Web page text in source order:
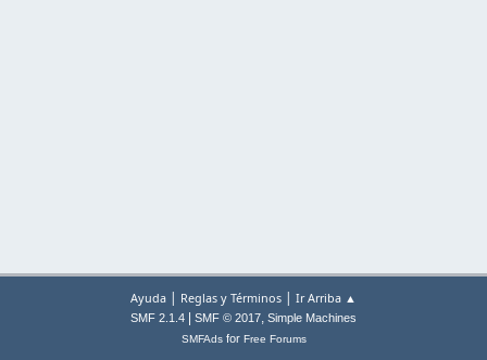
Ayuda | Reglas y Términos | Ir Arriba ▲
SMF 2.1.4 SMF © 2017, Simple Machines
SMFAdsfor Free Forums